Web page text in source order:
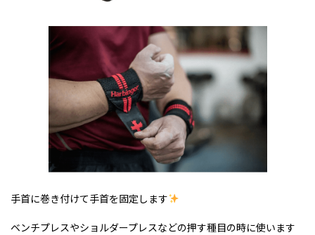
手首に巻き付けて手首を固定します
ベンチプレスやショルダープレスなどの押す種目の時に使います